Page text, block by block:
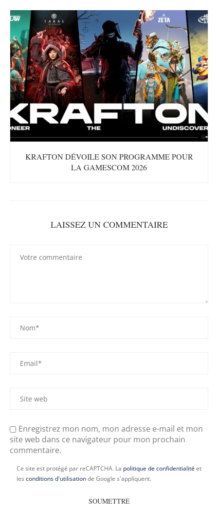
KRAFTON DÉVOILE SON PROGRAMME POUR
LA GAMESCOM 2026
LAISSEZ UN COMMENTAIRE
Enregistrez mon nom, mon adresse e-mail et mon
site web dans ce navigateur pour mon prochain
commentaire.
Ce site est protégé par reCAPTCHA. La politique de confidentialitéet
les conditions d'utilisationde Google s'appliquent.